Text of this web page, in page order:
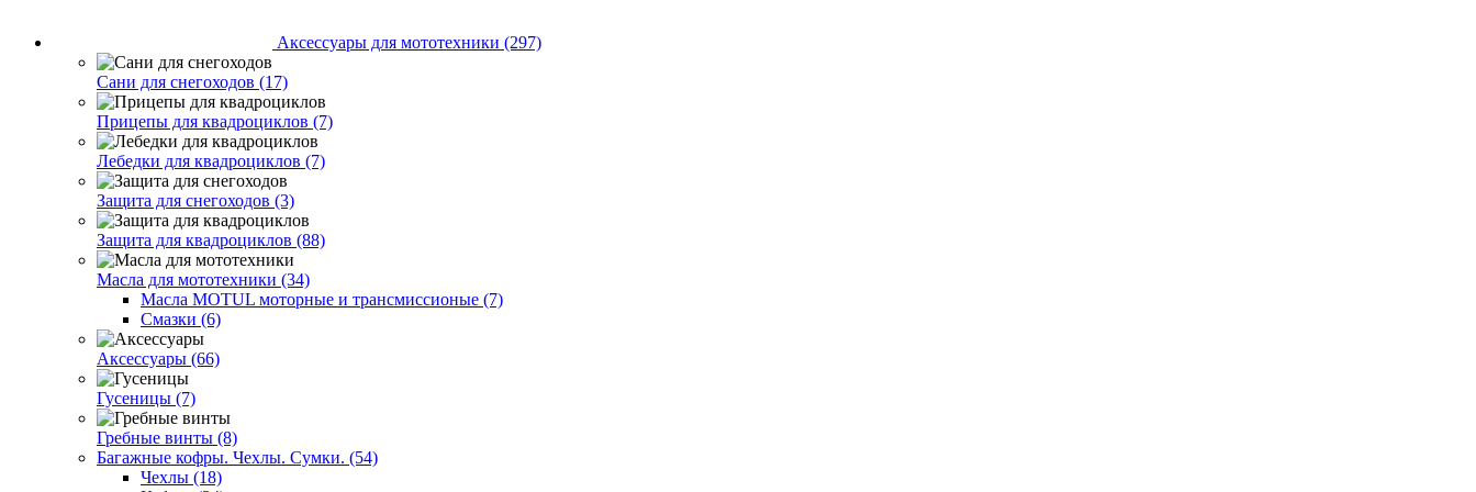
Аксессуары для мототехники (297)
Сани для снегоходов (17)
Прицепы для квадроциклов (7)
Лебедки для квадроциклов (7)
Защита для снегоходов (3)
Защита для квадроциклов (88)
Масла для мототехники (34)
Масла MOTUL моторные и трансмиссионые (7)
Смазки (6)
Аксессуары (66)
Гусеницы (7)
Гребные винты (8)
Багажные кофры. Чехлы. Сумки. (54)
Чехлы (18)